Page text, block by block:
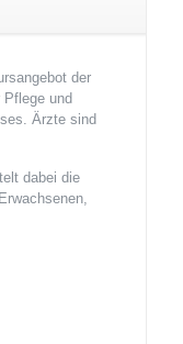
der
und
Ärzte sind
dabei die